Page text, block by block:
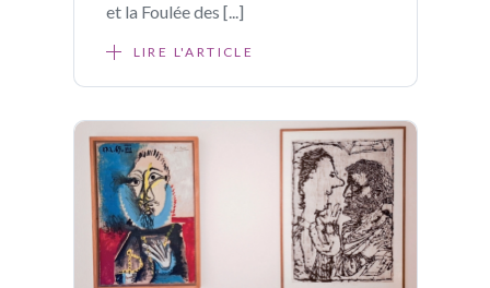
et la Foulée des [...]
LIRE L'ARTICLE